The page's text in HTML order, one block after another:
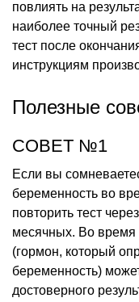
повлиять на
наиболее точный
тест после
инструкциям
Полезные
СОВЕТ №1
Если вы
беременность во
повторить тест
месячных. Во время
(гормон, который
беременность)
достоверного